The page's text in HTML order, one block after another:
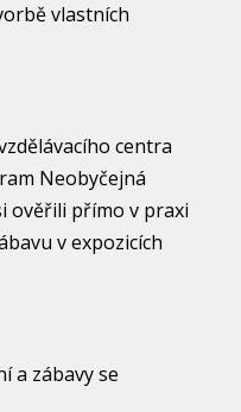
vlastních
centra
Neobyčejná
ověřili přímo v praxi
v expozicích
a zábavy se